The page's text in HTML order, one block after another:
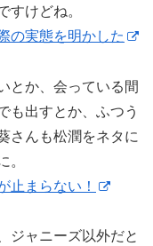
すけどね。
の実態を明かした
とか、会っている間
も出すとか、ふつう
さんも松潤をネタに
。
止まらない！
ジャニーズ以外だと